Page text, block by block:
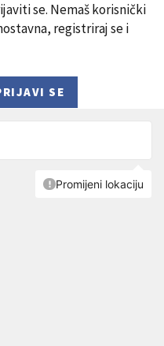
se. Nemaš korisnički
registriraj se i
SE